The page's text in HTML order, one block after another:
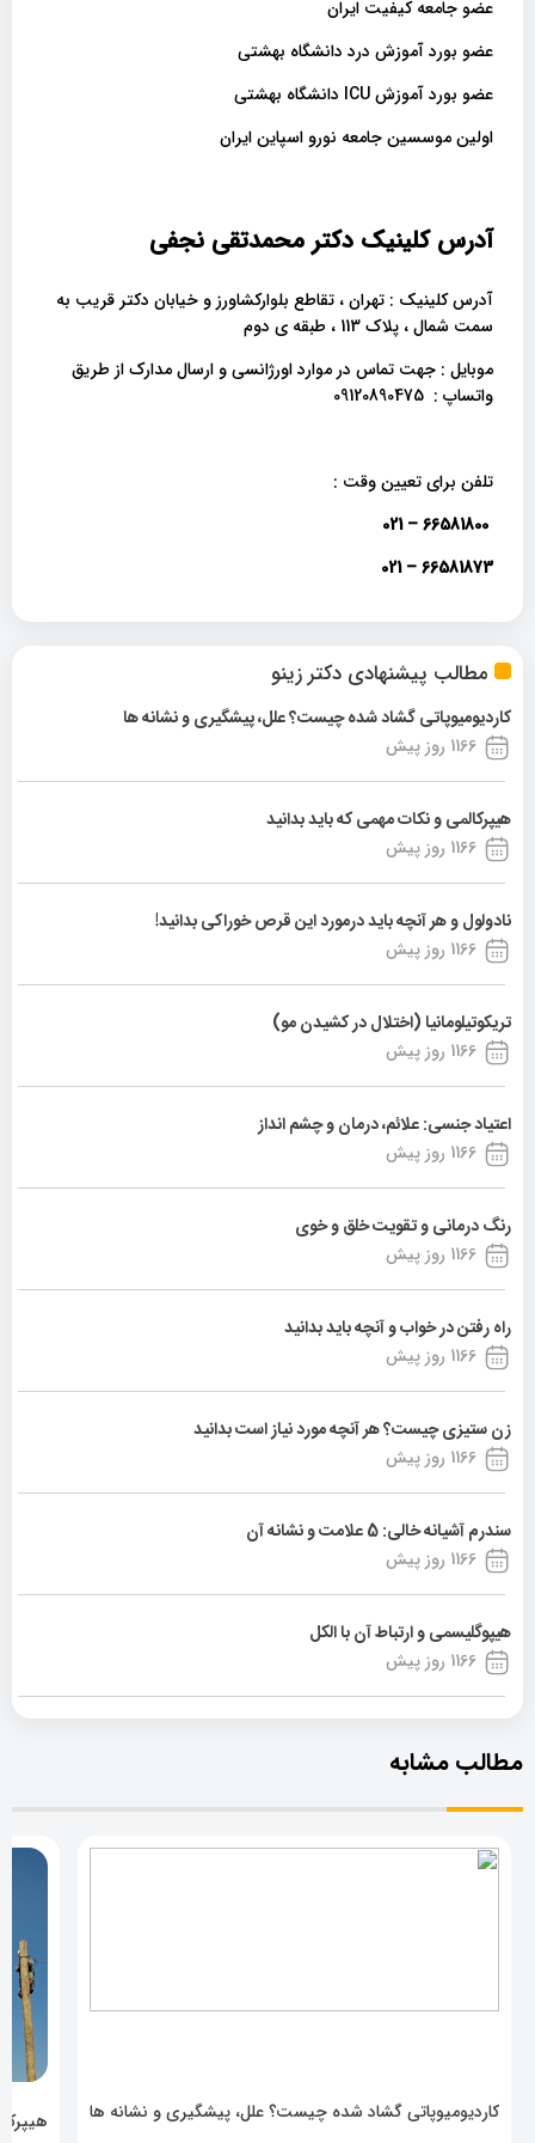
مطالب پیشنهادی دکتر زینو
کاردیومیوپاتی گشاد شده چیست؟ علل، پیشگیری و نشانه ها
1166 روز پیش
هیپرکالمی و نکات مهمی که باید بدانید
1166 روز پیش
نادولول و هر آنچه باید درمورد این قرص خوراکی بدانید!
1166 روز پیش
تریکوتیلومانیا (اختلال در کشیدن مو)
1166 روز پیش
اعتیاد جنسی: علائم، درمان و چشم انداز
1166 روز پیش
رنگ درمانی و تقویت خلق و خوی
1166 روز پیش
راه رفتن در خواب و آنچه باید بدانید
1166 روز پیش
زن ستیزی چیست؟ هر آنچه مورد نیاز است بدانید
1166 روز پیش
سندرم آشیانه خالی: 5 علامت و نشانه آن
1166 روز پیش
هیپوگلیسمی و ارتباط آن با الکل
1166 روز پیش
عضو جامعه کیفیت ایران
عضو بورد آموزش درد دانشگاه بهشتی
عضو بورد آموزش ICU دانشگاه بهشتی
اولین موسسین جامعه نورو اسپاین ایران
آدرس کلینیک دکتر محمدتقی نجفی
آدرس کلینیک : تهران ، تقاطع بلوارکشاورز و خیابان دکتر قریب به
سمت شمال ، پلاک 113 ، طبقه ی دوم
موبایل : جهت تماس در موارد اورژانسی و ارسال مدارک از طریق
واتساپ : 09120890475
تلفن برای تعیین وقت :
66581873 – 021
مطالب مشابه
کاردیومیوپاتی گشاد شده چیست؟ علل، پیشگیری و نشانه ها